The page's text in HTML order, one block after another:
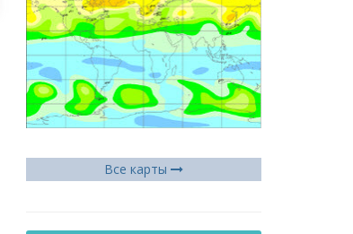
Все карты